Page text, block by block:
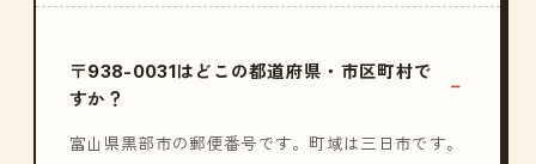
〒938-0031はどこの都道府県・市区町村で
すか？
富山県黒部市の郵便番号です。町域は三日市です。